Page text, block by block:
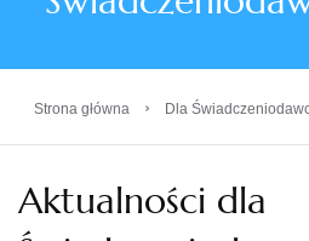
Strona główna › Dla
Aktualności dla